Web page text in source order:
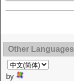
Other Languages
by